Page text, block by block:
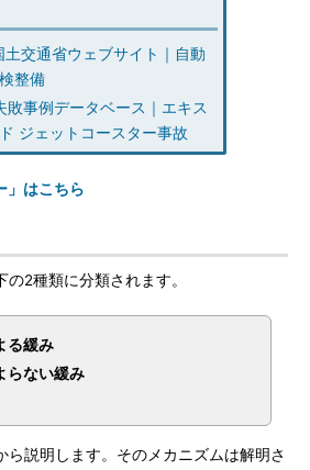
土交通省ウェブサイト｜自動
整備
敗事例データベース｜エキス
ジェットコースター事故
」はこちら
2種類に分類されます。
る緩み
らない緩み
説明します。そのメカニズムは解明さ